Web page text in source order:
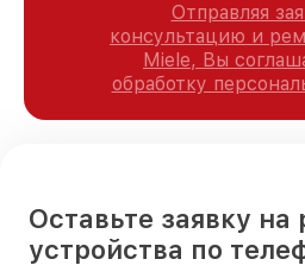
Отправляя
консультацию и
Miele, Вы
обработку
Оставьте заявку
устройства по